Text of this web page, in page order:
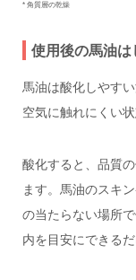
* 角質層の乾燥
使用後の馬油
馬油は酸化しやす
空気に触れにくい
酸化すると、品質
ます。馬油のスキ
の当たらない場所
内を目安にできる